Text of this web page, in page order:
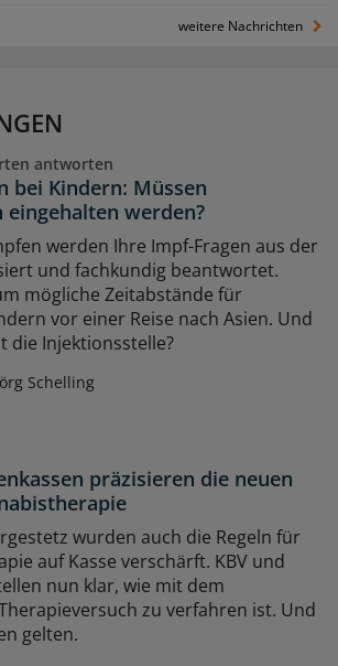
weitere Nachrichten
antworten
bei Kindern: Müssen
eingehalten werden?
werden Ihre Impf-Fragen aus der
und fachkundig beantwortet.
mögliche Zeitabstände für
vor einer Reise nach Asien. Und
die Injektionsstelle?
Schelling
präzisieren die neuen
wurden auch die Regeln für
auf Kasse verschärft. KBV und
nun klar, wie mit dem
zu verfahren ist. Und
gelten.